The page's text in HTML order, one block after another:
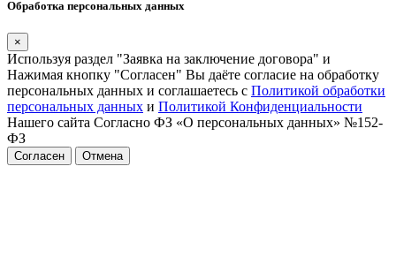
Обработка персональных данных
×
Используя раздел "Заявка на заключение договора" и
Нажимая кнопку "Согласен" Вы даёте согласие на обработку
персональных данных и соглашаетесь с Политикой обработки
персональных данных и Политикой Конфиденциальности
Нашего сайта Согласно ФЗ «О персональных данных» №152-
ФЗ
Согласен Отмена